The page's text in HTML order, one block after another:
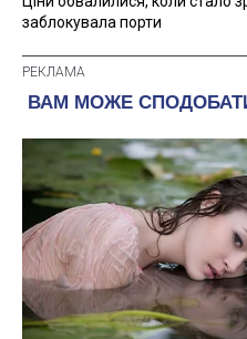
заблокувала порти